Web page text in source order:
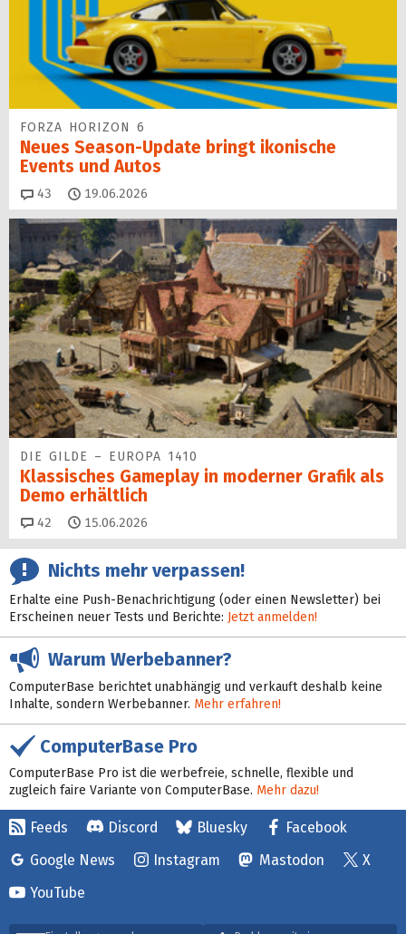
FORZA HORIZON 6
Neues Season-Update bringt ikonische
Events und Autos
43 Kommentare
19.06.2026
DIE GILDE – EUROPA 1410
Klassisches Gameplay in moderner Grafik als
Demo erhältlich
42 Kommentare
15.06.2026
Nichts mehr verpassen!
Erhalte eine Push-Benachrichtigung (oder einen Newsletter) bei
Erscheinen neuer Tests und Berichte: Jetzt anmelden!
Warum Werbebanner?
ComputerBase berichtet unabhängig und verkauft deshalb keine
Inhalte, sondern Werbebanner. Mehr erfahren!
ComputerBase Pro
ComputerBase Pro ist die werbefreie, schnelle, flexible und
zugleich faire Variante von ComputerBase. Mehr dazu!
Feeds Discord Bluesky
Facebook
Google News
Instagram Mastodon
X
YouTube